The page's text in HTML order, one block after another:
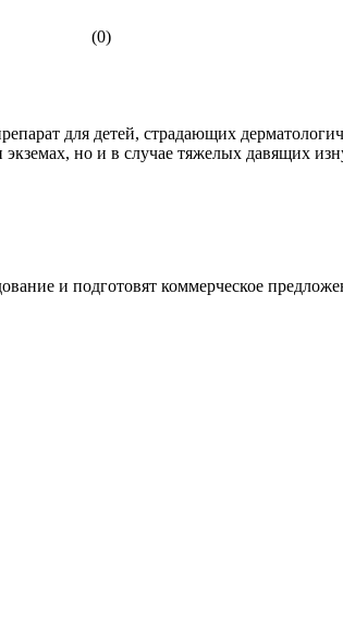
(0)
для детей, страдающих
но и в случае тяжелых давящих
и подготовят коммерческое